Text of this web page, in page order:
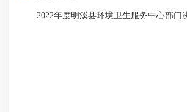
2022年度明溪县环境卫生服务中心部门